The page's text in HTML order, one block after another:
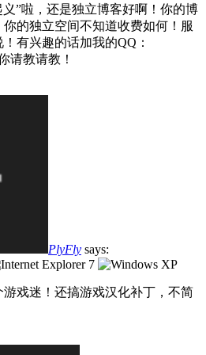
义”啦，还是独立博客好啊！你的博
的独立空间不知道收费如何！服
有兴趣的话加我的QQ：
请教请教！
PlyFly says:
戏迷！还搞游戏汉化补丁，不简